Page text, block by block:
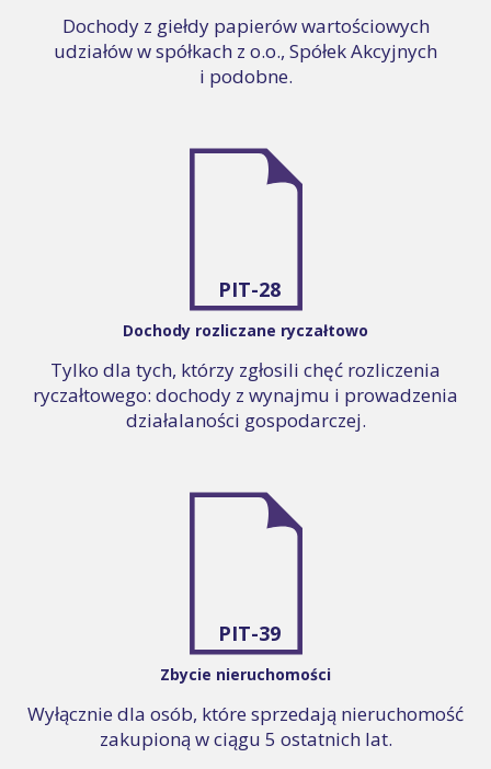
Dochody z giełdy papierów wartościowych
udziałów w spółkach z o.o., Spółek Akcyjnych
i podobne.
PIT-28
Dochody rozliczane ryczałtowo
Tylko dla tych, którzy zgłosili chęć rozliczenia
ryczałtowego: dochody z wynajmu i prowadzenia
działalaności gospodarczej.
PIT-39
Zbycie nieruchomości
Wyłącznie dla osób, które sprzedają nieruchomość
zakupioną w ciągu 5 ostatnich lat.